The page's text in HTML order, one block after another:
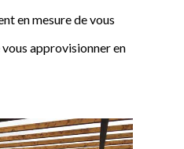
en mesure de vous
approvisionner en